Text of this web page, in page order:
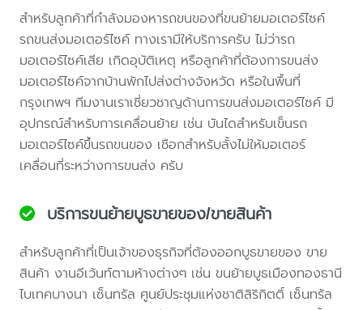
สำหรับลูกค้าที่กำลังมองหารถขนของที่ขนย้ายมอเตอร์ไซค์
รถขนส่งมอเตอร์ไซค์ ทางเรามีให้บริการครับ ไม่ว่ารถ
มอเตอร์ไซค์เสีย เกิดอุบัติเหตุ หรือลูกค้าที่ต้องการขนส่ง
มอเตอร์ไซค์จากบ้านพักไปส่งต่างจังหวัด หรือในพื้นที่
กรุงเทพฯ ทีมงานเราเชี่ยวชาญด้านการขนส่งมอเตอร์ไซค์ มี
อุปกรณ์สำหรับการเคลื่อนย้าย เช่น บันไดสำหรับเข็นรถ
มอเตอร์ไซค์ขึ้นรถขนของ เชือกสำหรับลั้งไม่ให้มอเตอร์
เคลื่อนที่ระหว่างการขนส่ง ครับ
บริการขนย้ายบูธขายของ/ขายสินค้า
สำหรับลูกค้าที่เป็นเจ้าของธุรกิจที่ต้องออกบูธขายของ ขาย
สินค้า งานอีเว้นท์ตามห้างต่างๆ เช่น ขนย้ายบูธเมืองทองธานี
ไบเทคบางนา เซ็นทรัล ศูนย์ประชุมแห่งชาติสิริกิตติ์ เซ็นทรัล